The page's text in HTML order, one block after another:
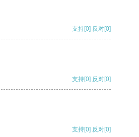
支持[0] 反对[0]
支持[0] 反对[0]
支持[0] 反对[0]